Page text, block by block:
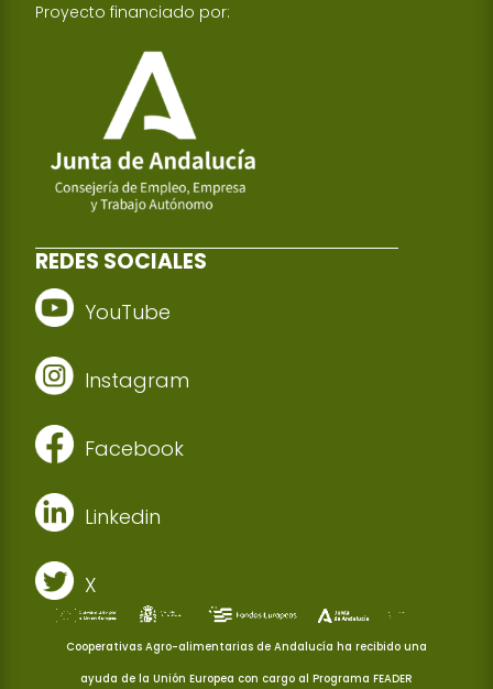
Proyecto financiado por:
REDES SOCIALES
YouTube
Instagram
Facebook
Linkedin
X
Cooperativas Agro-alimentarias de Andalucía ha recibido una
ayuda de la Unión Europea con cargo al Programa FEADER